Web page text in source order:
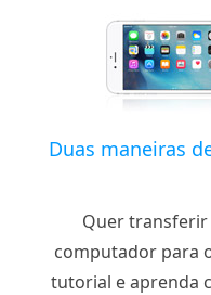
Duas maneiras
Quer transferir
computador para
tutorial e aprenda